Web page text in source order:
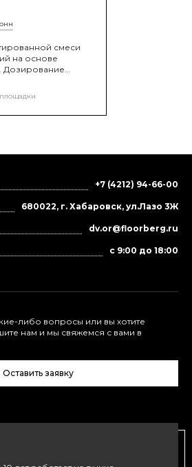
смеси
на основе
Дозирование
при
установки и
+7 (4212) 94-66-00
680022, г. Хабаровск, ул.Лазо 3Ж
dv.or@floorberg.ru
с 9:00 до 18:00
либо вопросы или вы хотите
нам и мы свяжемся с вами в
Оставить заявку